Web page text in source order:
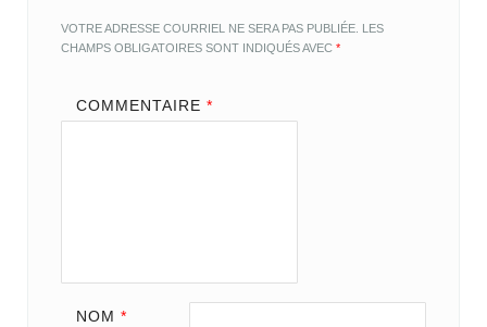
VOTRE ADRESSE COURRIEL NE SERA PAS PUBLIÉE. LES
CHAMPS OBLIGATOIRES SONT INDIQUÉS AVEC*
COMMENTAIRE *
NOM *